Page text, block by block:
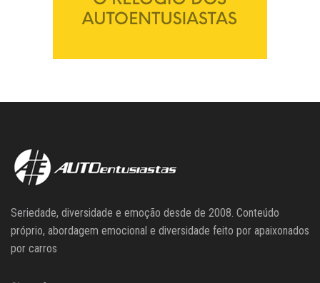
Seriedade, diversidade e emoção desde de 2008. Conteúdo
próprio, abordagem emocional e diversidade feito por apaixonados
por carros